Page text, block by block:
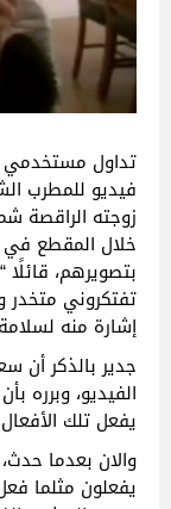
تداول مستخدمي
فيديو للمطرب
زوجته الراقصة
خلال المقطع
بتصويرهم،
تفتكروني
إشارة منه
جدير بالذكر أن
الفيديو، وبرره
يفعل تلك
والان بعدما
يفعلون مثلما